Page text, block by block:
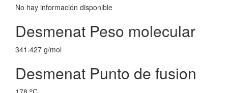
No hay información disponible
Desmenat Peso molecular
341.427 g/mol
Desmenat Punto de fusion
o